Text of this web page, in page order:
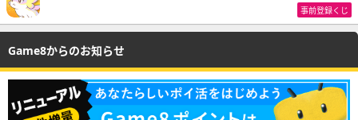
事前登録くじ
Game8からのお知らせ